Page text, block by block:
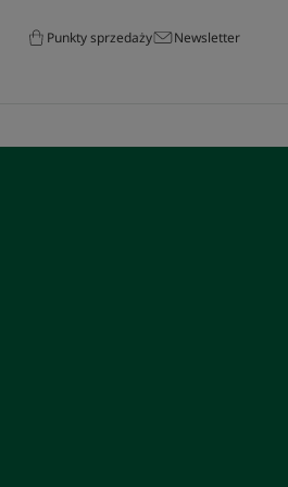
Punkty sprzedaży Newsletter